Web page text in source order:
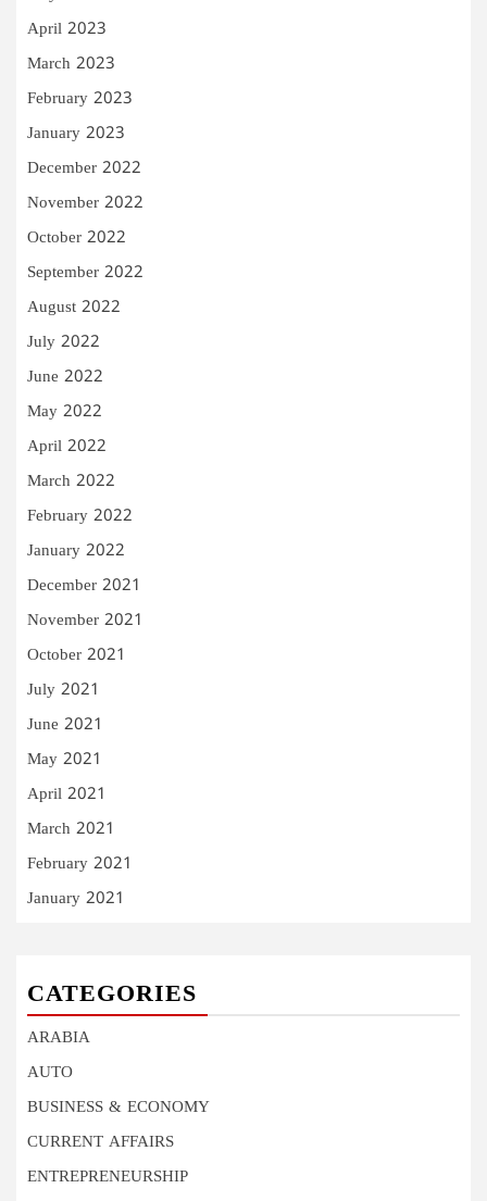
April 2023
March 2023
February 2023
January 2023
December 2022
November 2022
October 2022
September 2022
August 2022
July 2022
June 2022
May 2022
April 2022
March 2022
February 2022
January 2022
December 2021
November 2021
October 2021
July 2021
June 2021
May 2021
April 2021
March 2021
February 2021
January 2021
CATEGORIES
ARABIA
AUTO
BUSINESS & ECONOMY
CURRENT AFFAIRS
ENTREPRENEURSHIP